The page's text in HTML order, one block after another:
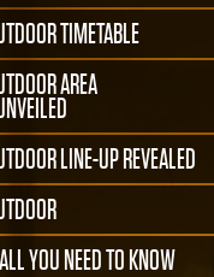
TIMETABLE
AREA
LINE-UP REVEALED
YOU NEED TO KNOW